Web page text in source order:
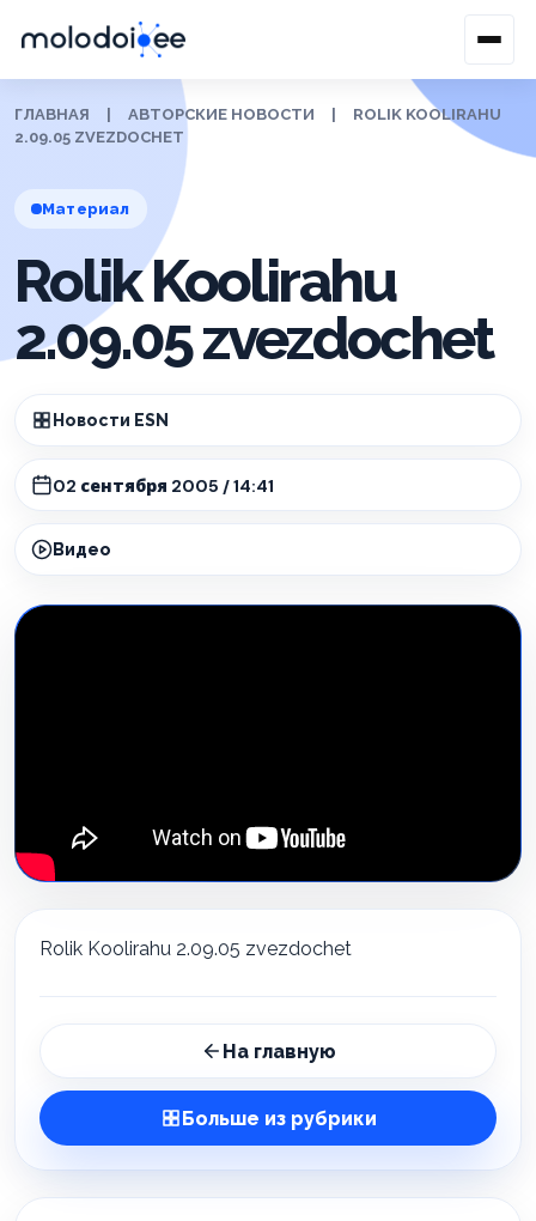
ГЛАВНАЯ АВТОРСКИЕ НОВОСТИ
ROLIK KOOLIRAHU
2.09.05 ZVEZDOCHET
Материал
Rolik Koolirahu
2.09.05 zvezdochet
Новости ESN
02 сентября 2005 / 14:41
Видео
Rolik Koolirahu 2.09.05 zvezdochet
На главную
Больше из рубрики